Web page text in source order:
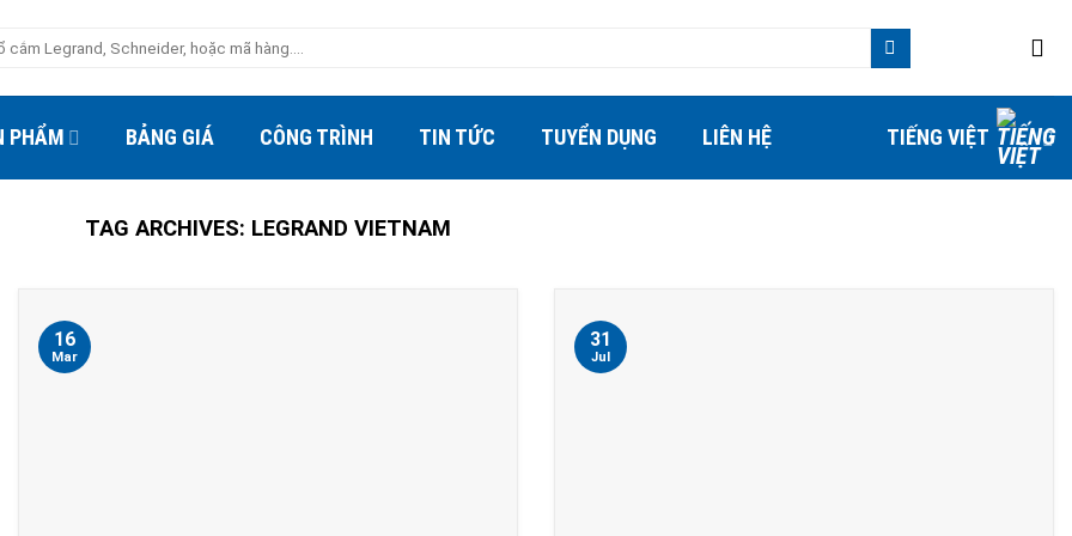
PHẨM BẢNG GIÁ CÔNG TRÌNH TIN TỨC TUYỂN DỤNG LIÊN HỆ TIẾNG VIỆT
TAG ARCHIVES: LEGRAND VIETNAM
16
Mar
31
Jul